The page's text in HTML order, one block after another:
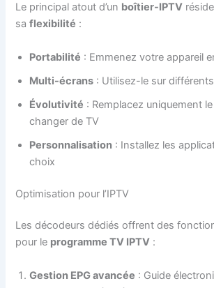
Le principal atout d’un boîtier-IPTV
saflexibilité :
Portabilité : Emmenez votre appareil
Multi-écrans : Utilisez-le sur
Évolutivité : Remplacez uniquement
changer de TV
Personnalisation : Installez les
choix
Optimisation pour l’IPTV
Les décodeurs dédiés offrent des
pour le programme TV IPTV :
Gestion EPG avancée : Guide